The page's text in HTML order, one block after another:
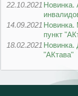
22.10.2021 Новинка.
14.09.2021
пункт
18.02.2021 Новинка.
"АКтава"